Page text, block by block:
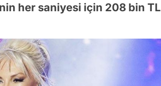
her saniyesi için 208 bin TL